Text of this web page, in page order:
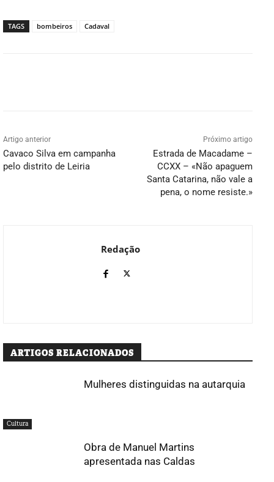
TAGS bombeiros Cadaval
Artigo anterior
Cavaco Silva em campanha
pelo distrito de Leiria
Próximo artigo
Estrada de Macadame –
CCXX – «Não apaguem
Santa Catarina, não vale a
pena, o nome resiste.»
Redação
ARTIGOS RELACIONADOS
Cultura
Mulheres distinguidas na autarquia
Obra de Manuel Martins
apresentada nas Caldas